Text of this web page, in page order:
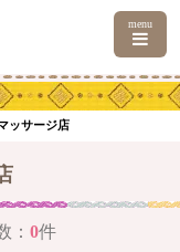
menu
ッサージ店
： 0件